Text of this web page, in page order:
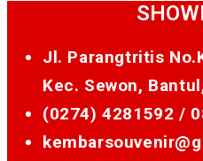
Jl. Parangtritis
Kec. Sewon,
(0274) 4281592 /